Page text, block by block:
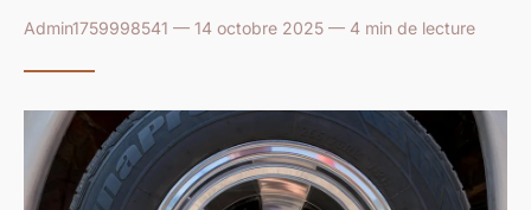
Admin1759998541 — 14 octobre 2025 — 4 min de lecture